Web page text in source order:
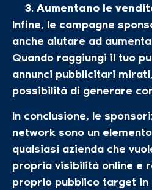
Aumentano le
Infine, le campagne
anche aiutare ad
Quando raggiungi il tuo
annunci pubblicitari
possibilità di generare
In conclusione, le
network sono un
qualsiasi azienda che
propria visibilità online e
proprio pubblico target in